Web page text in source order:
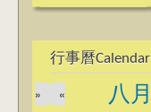
行事曆Calendar
八月
«
»